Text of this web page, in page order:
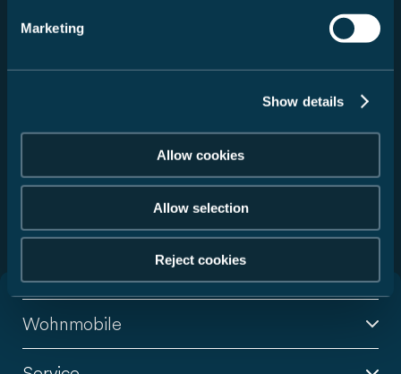
Marketing
Show details
Allow cookies
Allow selection
Reject cookies
Daten und Informationen über die Rechte als
Datenschutzerklärungzu
Absenden
Diese Website ist durch reCAPTCHA geschützt und es gelten
Datenschutzbestimmungen und
Nutzungsbedingungen
Wohnmobile